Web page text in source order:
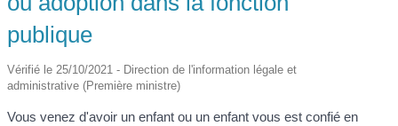
publique
Vérifié le 25/10/2021 - Direction de l'information légale et
administrative (Première ministre)
Vous venez d'avoir un enfant ou un enfant vous est confié en